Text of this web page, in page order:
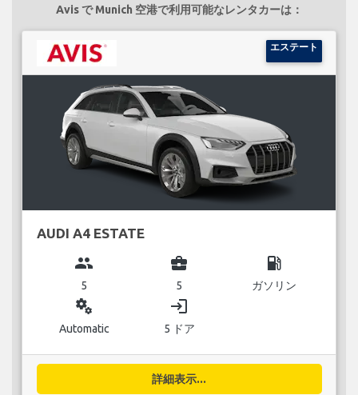
Avis で Munich 空港で利用可能なレンタカーは：
エステート
AUDI A4 ESTATE
group
5
business_center
5
local_gas_station
ガソリン
miscellaneous_services
Automatic
login
5 ドア
詳細表示...